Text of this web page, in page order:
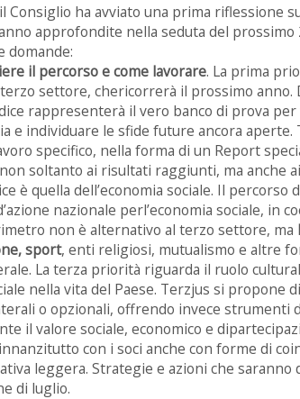
Consiglio ha avviato una prima riflessione
approfondite nella seduta del prossimo
domande:
il percorso e come lavorare. La prima
settore, chericorrerà il prossimo anno.
rappresenterà il vero banco di prova per
e individuare le sfide future ancora
specifico, nella forma di un Report
soltanto ai risultati raggiunti, ma anche
è quella dell’economia sociale. Il
nazionale perl’economia sociale, in
non è alternativo al terzo settore, ma
sport, enti religiosi, mutualismo e altre
La terza priorità riguarda il ruolo
nella vita del Paese. Terzjus si propone
o opzionali, offrendo invece strumenti
il valore sociale, economico e
con i soci anche con forme di
leggera. Strategie e azioni che
di luglio.